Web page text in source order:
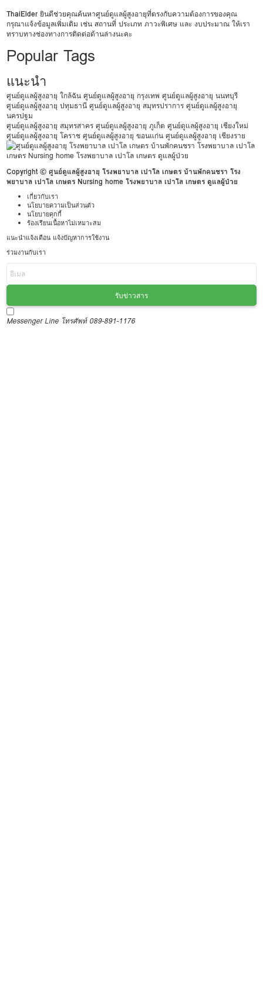
ThaiElder ยินดีช่วยคุณค้นหาศูนย์ดูแลผู้สูงอายุที่ตรงกับความต้องการของคุณ
กรุณาแจ้งข้อมูลเพิ่มเติม เช่น สถานที่ ประเภท ภาวะพิเศษ และ งบประมาณ ให้เรา
ทราบทางช่องทางการติดต่อด้านล่างนะคะ
Popular Tags
แนะนำ
ศูนย์ดูแลผู้สูงอายุ ใกล้ฉัน ศูนย์ดูแลผู้สูงอายุ กรุงเทพ ศูนย์ดูแลผู้สูงอายุ นนทบุรี
ศูนย์ดูแลผู้สูงอายุ ปทุมธานี ศูนย์ดูแลผู้สูงอายุ สมุทรปราการ ศูนย์ดูแลผู้สูงอายุ
นครปฐม
ศูนย์ดูแลผู้สูงอายุ สมุทรสาคร ศูนย์ดูแลผู้สูงอายุ ภูเก็ต ศูนย์ดูแลผู้สูงอายุ เชียงใหม่
ศูนย์ดูแลผู้สูงอายุ โคราช ศูนย์ดูแลผู้สูงอายุ ขอนแก่น ศูนย์ดูแลผู้สูงอายุ เชียงราย
Copyright © ศูนย์ดูแลผู้สูงอายุ โรงพยาบาล เปาโล เกษตร บ้านพักคนชรา โรง
พยาบาล เปาโล เกษตร Nursing home โรงพยาบาล เปาโล เกษตร ดูแลผู้ป่วย
เกี่ยวกับเรา
นโยบายความเป็นส่วนตัว
นโยบายคุกกี้
ร้องเรียนเนื้อหาไม่เหมาะสม
แนะนำแจ้งเตือน แจ้งปัญหาการใช้งาน
ร่วมงานกับเรา
รับข่าวสาร
Messenger Line โทรศัพท์ 089-891-1176